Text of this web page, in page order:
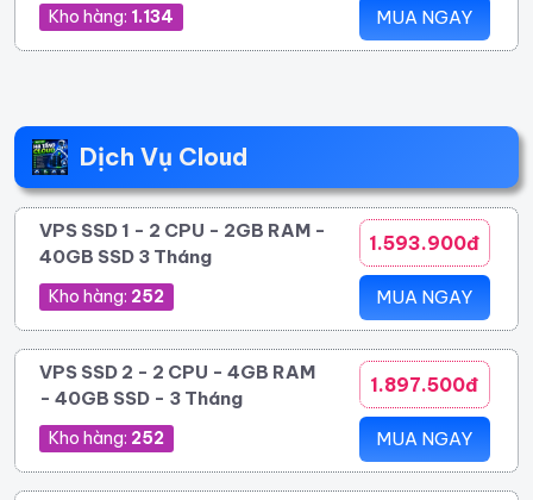
Kho hàng: 1.134 MUA NGAY
Dịch Vụ Cloud
VPS SSD 1 - 2 CPU - 2GB RAM -
40GB SSD 3 Tháng
Kho hàng: 252
1.593.900đ
MUA NGAY
VPS SSD 2 - 2 CPU - 4GB RAM
- 40GB SSD - 3 Tháng
Kho hàng: 252
1.897.500đ
MUA NGAY